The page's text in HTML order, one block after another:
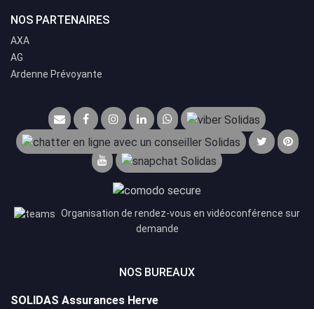
NOS PARTENAIRES
AXA
AG
Ardenne Prévoyante
Organisation de rendez-vous en vidéoconférence sur
demande
NOS BUREAUX
SOLIDAS Assurances Herve